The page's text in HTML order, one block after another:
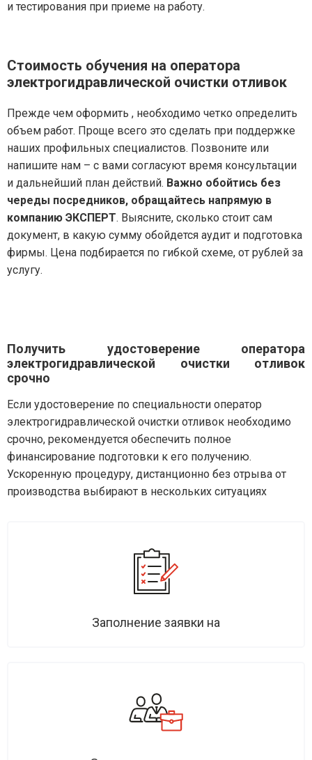
и тестирования при приеме на работу.
Стоимость обучения на оператора
электрогидравлической очистки отливок
Прежде чем оформить , необходимо четко определить
объем работ. Проще всего это сделать при поддержке
наших профильных специалистов. Позвоните или
напишите нам – с вами согласуют время консультации
и дальнейший план действий. Важно обойтись без
череды посредников, обращайтесь напрямую в
компанию ЭКСПЕРТ. Выясните, сколько стоит сам
документ, в какую сумму обойдется аудит и подготовка
фирмы. Цена подбирается по гибкой схеме, от рублей за
услугу.
Получить удостоверение оператора
электрогидравлической очистки отливок
срочно
Если удостоверение по специальности оператор
электрогидравлической очистки отливок необходимо
срочно, рекомендуется обеспечить полное
финансирование подготовки к его получению.
Ускоренную процедуру, дистанционно без отрыва от
производства выбирают в нескольких ситуациях
Заполнение заявки на